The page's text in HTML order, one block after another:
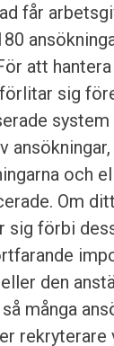
får
att
sig
och
Om
sig förbi
den
många
rekryterare